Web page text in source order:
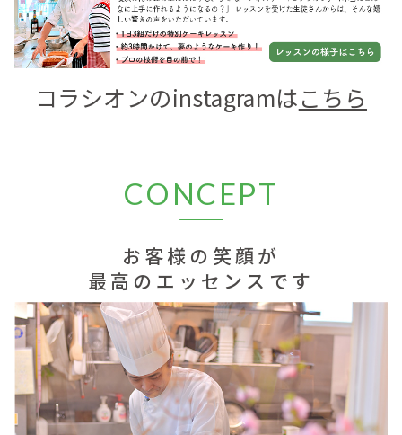
コラシオンのinstagramはこちら
CONCEPT
お客様の笑顔が
最高のエッセンスです